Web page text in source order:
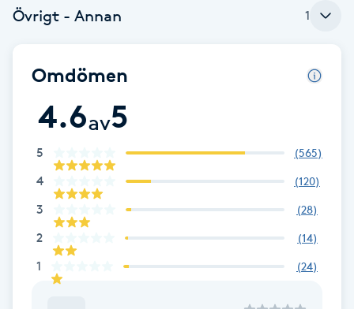
Damklippning
Dermapen
Diamantslipning
Enzympeeling
Extensions
Extensions borttagning
Övrigt - Annan 1
Omdömen
4.6av5
5 (565)
4 (120)
3 (28)
2 (14)
1 (24)